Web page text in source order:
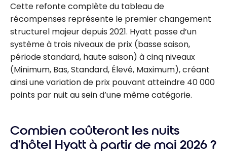
Cette refonte complète du tableau de
récompenses représente le premier changement
structurel majeur depuis 2021. Hyatt passe d’un
système à trois niveaux de prix (basse saison,
période standard, haute saison) à cinq niveaux
(Minimum, Bas, Standard, Élevé, Maximum), créant
ainsi une variation de prix pouvant atteindre 40 000
points par nuit au sein d’une même catégorie.
Combien coûteront les nuits
d’hôtel Hyatt à partir de mai 2026 ?